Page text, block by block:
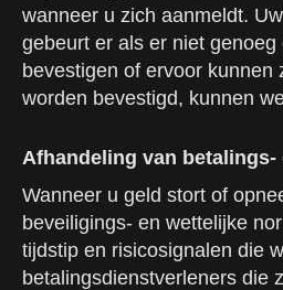
wanneer u zich aanmeldt.
gebeurt er als er niet
bevestigen of ervoor
worden bevestigd, kunnen
Afhandeling van
Wanneer u geld stort of
beveiligings- en wettelijke
tijdstip en risicosignalen die
betalingsdienstverleners die